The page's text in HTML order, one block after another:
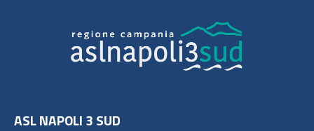
ASL NAPOLI 3 SUD